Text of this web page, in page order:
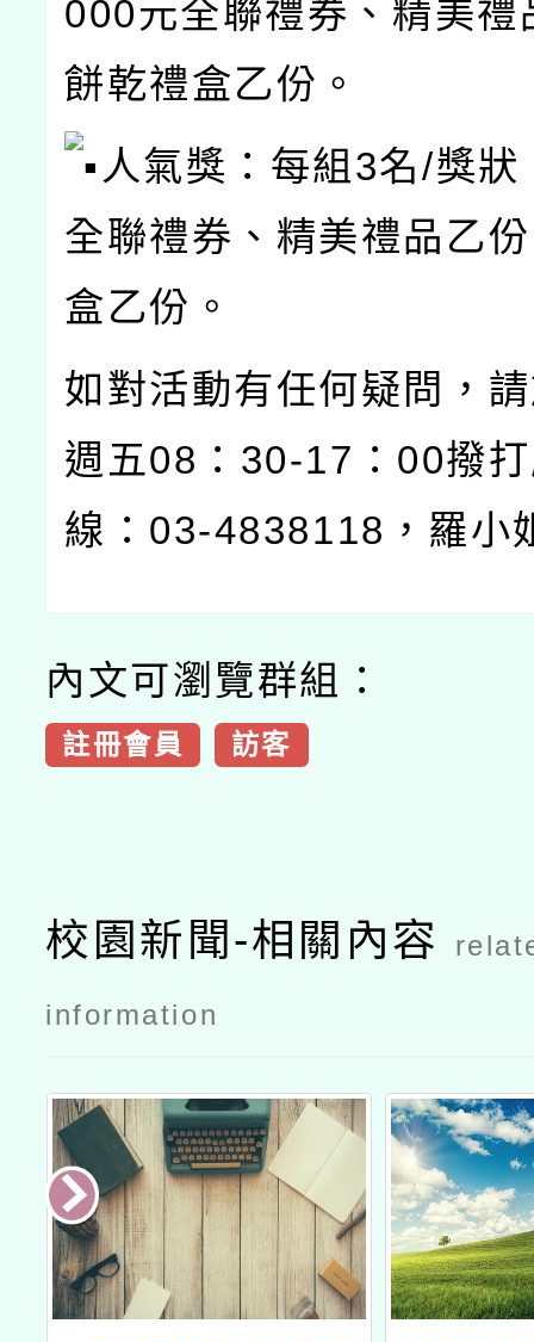
000元全聯禮券、精美禮
餅乾禮盒乙份。
人氣獎：每組3名/獎
全聯禮券、精美禮品乙
盒乙份。
如對活動有任何疑問，
週五08：30-17：00撥
線：03-4838118，羅小
內文可瀏覽群組：
註冊會員 訪客
校園新聞-相關內容
information